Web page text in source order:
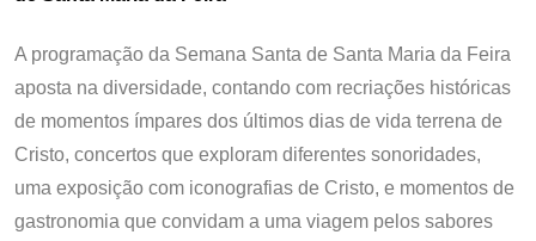
A programação da Semana Santa de Santa Maria da Feira
aposta na diversidade, contando com recriações históricas
de momentos ímpares dos últimos dias de vida terrena de
Cristo, concertos que exploram diferentes sonoridades,
uma exposição com iconografias de Cristo, e momentos de
gastronomia que convidam a uma viagem pelos sabores